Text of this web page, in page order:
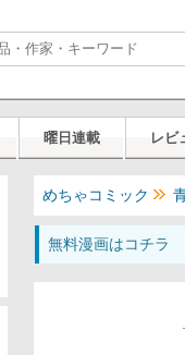
曜日連載 レビ
めちゃコミック
無料漫画はコチラ